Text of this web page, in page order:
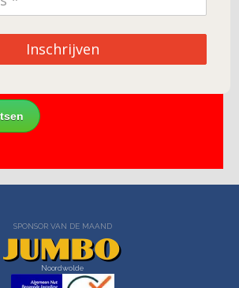
SPONSOR VAN DE MAAND
Noordwolde
Inschrijven